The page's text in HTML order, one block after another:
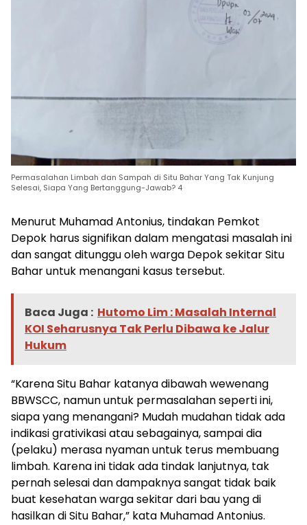
Permasalahan Limbah dan Sampah di Situ Bahar Yang Tak Kunjung
Selesai, Siapa Yang Bertanggung-Jawab? 4
Menurut Muhamad Antonius, tindakan Pemkot
Depok harus signifikan dalam mengatasi masalah ini
dan sangat ditunggu oleh warga Depok sekitar Situ
Bahar untuk menangani kasus tersebut.
Baca Juga : Hutomo Lim : Masalah Internal
KOI Seharusnya Tak Perlu Dibawa ke Jalur
Hukum
“Karena Situ Bahar katanya dibawah wewenang
BBWSCC, namun untuk permasalahan seperti ini,
siapa yang menangani? Mudah mudahan tidak ada
indikasi grativikasi atau sebagainya, sampai dia
(pelaku) merasa nyaman untuk terus membuang
limbah. Karena ini tidak ada tindak lanjutnya, tak
pernah selesai dan dampaknya sangat tidak baik
buat kesehatan warga sekitar dari bau yang di
hasilkan di Situ Bahar,” kata Muhamad Antonius.